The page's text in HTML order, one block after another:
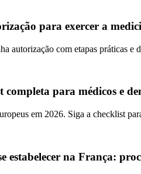
para exercer a
autorização com etapas práticas
para médicos e
em 2026. Siga a checklist
estabelecer na França: